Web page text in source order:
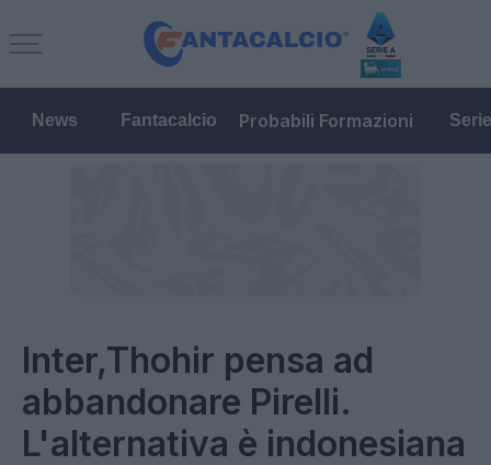
News Fantacalcio Probabili Formazioni
Inter,Thohir pensa ad
abbandonare Pirelli.
L'alternativa è indonesiana